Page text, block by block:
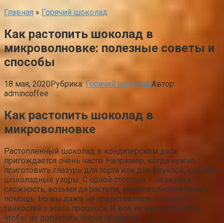
Главная » Горячий шоколад
Как растопить шоколад в
микроволновке: полезные советы и
способы
18 мая, 2020Рубрика: Горячий шоколадАвтор:
admincoffee
Как растопить шоколад в
микроволновке
Растопленный шоколад в кондитерском деле
пригождается очень часто. Например, когда нужно
приготовить глазурь для торта или для фруктов, сделать
шоколадные узоры. С одной стороны – невелика
сложность, возьми да растопи, микроволновая печь в
помощь. Но вы даже не представляете, сколько
тонкостей у этого процесса. И все их надо соблюсти,
чтобы не допустить порчи продукта.